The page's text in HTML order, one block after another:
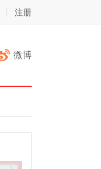
注册
微博